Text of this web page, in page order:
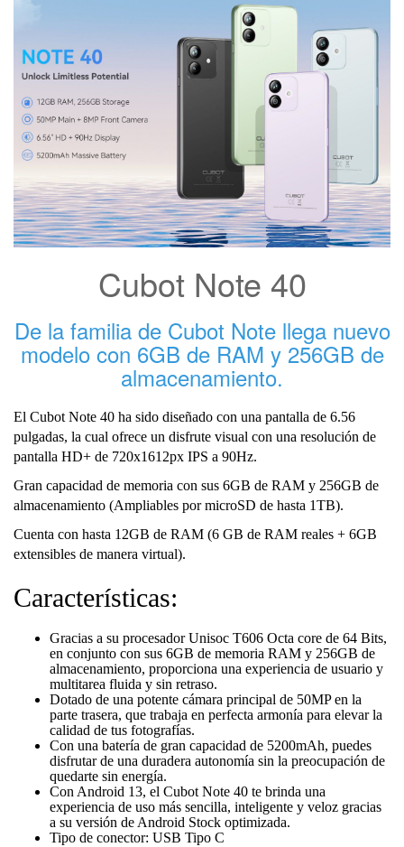
Cubot Note 40
De la familia de Cubot Note llega nuevo
modelo con 6GB de RAM y 256GB de
almacenamiento.
El Cubot Note 40 ha sido diseñado con una pantalla de 6.56
pulgadas, la cual ofrece un disfrute visual con una resolución de
pantalla HD+ de 720x1612px IPS a 90Hz.
Gran capacidad de memoria con sus 6GB de RAM y 256GB de
almacenamiento (Ampliables por microSD de hasta 1TB).
Cuenta con hasta 12GB de RAM (6 GB de RAM reales + 6GB
extensibles de manera virtual).
Características:
Gracias a su procesador Unisoc T606 Octa core de 64 Bits,
en conjunto con sus 6GB de memoria RAM y 256GB de
almacenamiento, proporciona una experiencia de usuario y
multitarea fluida y sin retraso.
Dotado de una potente cámara principal de 50MP en la
parte trasera, que trabaja en perfecta armonía para elevar la
calidad de tus fotografías.
Con una batería de gran capacidad de 5200mAh, puedes
disfrutar de una duradera autonomía sin la preocupación de
quedarte sin energía.
Con Android 13, el Cubot Note 40 te brinda una
experiencia de uso más sencilla, inteligente y veloz gracias
a su versión de Android Stock optimizada.
Tipo de conector: USB Tipo C